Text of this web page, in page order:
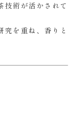
技術が活かされて
究を重ね、香りと